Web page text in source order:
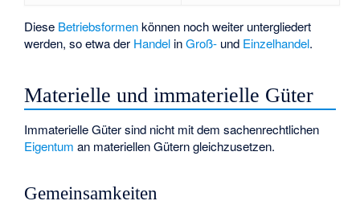
Diese Betriebsformenkönnen noch weiter untergliedert
werden, so etwa der Handel inGroß- und Einzelhandel.
Materielle und immaterielle Güter
Immaterielle Güter sind nicht mit dem sachenrechtlichen
Eigentum an materiellen Gütern gleichzusetzen.
Gemeinsamkeiten